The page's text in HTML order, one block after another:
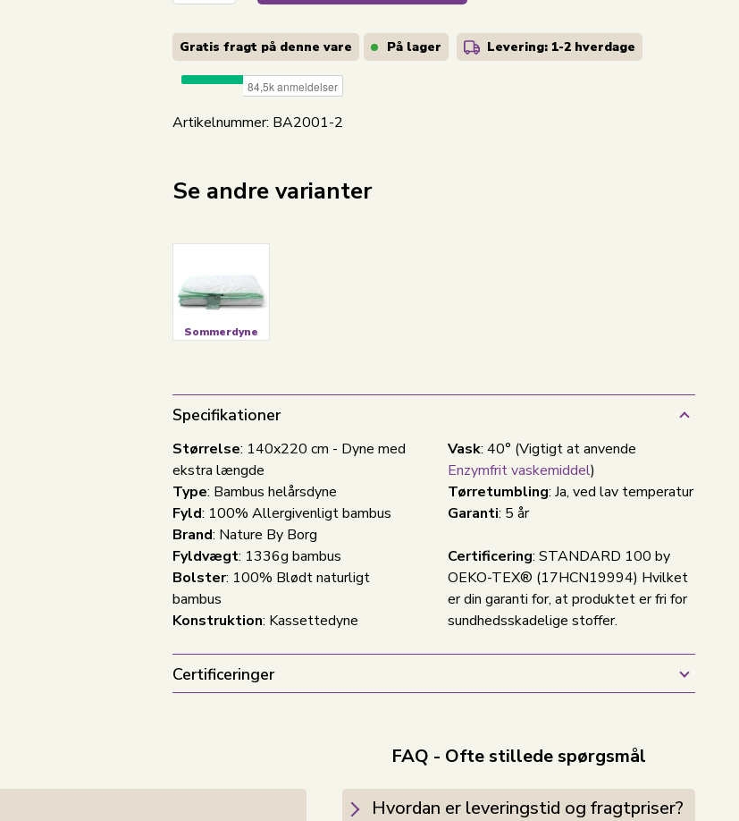
Gratis fragt på denne vare På lager Levering: 1-2 hverdage
Artikelnummer: BA2001-2
Se andre varianter
Sommerdyne
Specifikationer
Størrelse: 140x220 cm - Dyne med
ekstra længde
Type: Bambus helårsdyne
Fyld: 100% Allergivenligt bambus
Brand: Nature By Borg
Fyldvægt: 1336g bambus
Bolster: 100% Blødt naturligt
bambus
Konstruktion: Kassettedyne
Vask: 40° (Vigtigt at anvende
Enzymfrit vaskemiddel)
Tørretumbling: Ja, ved lav temperatur
Garanti: 5 år
Certificering: STANDARD 100 by
OEKO-TEX® (17HCN19994) Hvilket
er din garanti for, at produktet er fri for
sundhedsskadelige stoffer.
Certificeringer
FAQ - Ofte stillede spørgsmål
Hvordan er leveringstid og fragtpriser?